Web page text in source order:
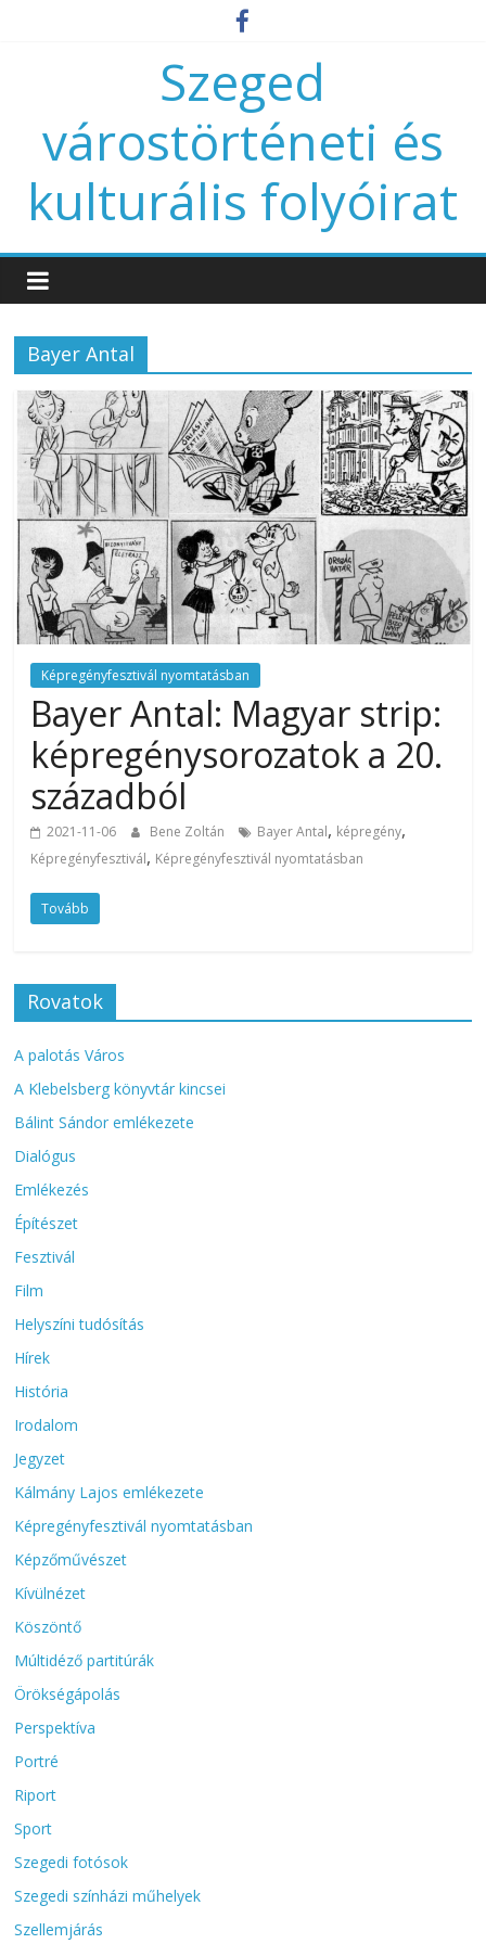
Szeged
várostörténeti és
kulturális folyóirat
Bayer Antal
Képregényfesztivál nyomtatásban
Bayer Antal: Magyar strip:
képregénysorozatok a 20.
századból
2021-11-06 Bene Zoltán Bayer Antal, képregény,
Képregényfesztivál, Képregényfesztivál nyomtatásban
Tovább
Rovatok
A palotás Város
A Klebelsberg könyvtár kincsei
Bálint Sándor emlékezete
Dialógus
Emlékezés
Építészet
Fesztivál
Film
Helyszíni tudósítás
Hírek
História
Irodalom
Jegyzet
Kálmány Lajos emlékezete
Képregényfesztivál nyomtatásban
Képzőművészet
Kívülnézet
Köszöntő
Múltidéző partitúrák
Örökségápolás
Perspektíva
Portré
Riport
Sport
Szegedi fotósok
Szegedi színházi műhelyek
Szellemjárás